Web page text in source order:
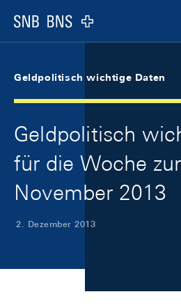
Logo
Geldpolitisch wichtige Daten
Geldpolitisch
für die Woche
November 2013
2. Dezember 2013